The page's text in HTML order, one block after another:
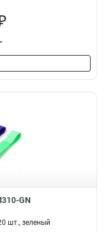
GN
шт., зеленый